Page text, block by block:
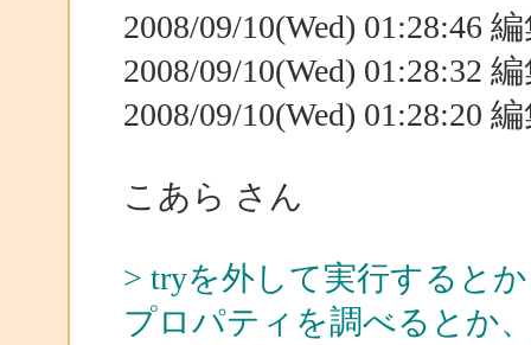
2008/09/10(Wed) 01:28:46
2008/09/10(Wed) 01:28:32
2008/09/10(Wed) 01:28:20
こあら さん
> tryを外して実行するとか
プロパティを調べるとか